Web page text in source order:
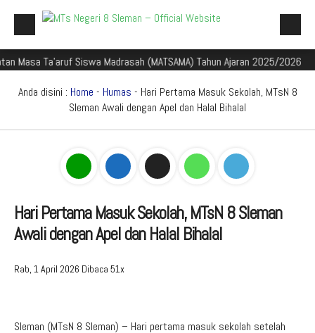
Beranda
Profil Madrasah
Aplikasi Madrasah
PMBM
Perpustakaan Madyadesta
Siswa Madrasah (MATSAMA) Tahun Ajaran 2025/2026
Anda disini : Home - Humas - Hari Pertama Masuk Sekolah, MTsN 8
Sleman Awali dengan Apel dan Halal Bihalal
Hari Pertama Masuk Sekolah, MTsN 8 Sleman
Awali dengan Apel dan Halal Bihalal
Rab, 1 April 2026 Dibaca 51x
Sleman (MTsN 8 Sleman) – Hari pertama masuk sekolah setelah